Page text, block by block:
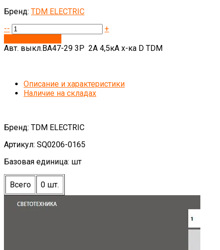
Бренд: TDM ELECTRIC
--
+
Авт. выкл.ВА47-29 3Р 2А 4,5кА х-ка D TDM
Описание и характеристики
Наличие на складах
Бренд: TDM ELECTRIC
Артикул: SQ0206-0165
Базовая единица: шт
Всего 0 шт.